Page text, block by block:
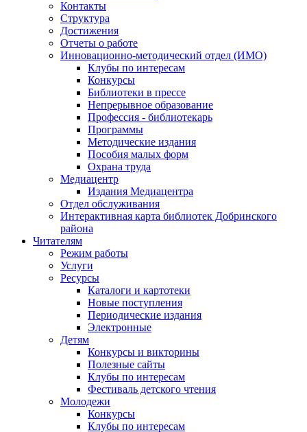
Контакты
Структура
Достижения
Отчеты о работе
Инновационно-методический отдел (ИМО)
Клубы по интересам
Конкурсы
Библиотеки в прессе
Непрерывное образование
Профессия - библиотекарь
Программы
Методические издания
Пособия малых форм
Охрана труда
Медиацентр
Издания Медиацентра
Отдел обслуживания
Интерактивная карта библиотек Добринского
района
Читателям
Режим работы
Услуги
Ресурсы
Каталоги и картотеки
Новые поступления
Периодические издания
Электронные
Детям
Конкурсы и викторины
Полезные сайты
Клубы по интересам
Фестиваль детского чтения
Молодежи
Конкурсы
Клубы по интересам